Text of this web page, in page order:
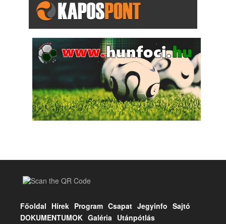
Főoldal Hírek Program Csapat Jegyinfo Sajtó
DOKUMENTUMOK Galéria Utánpótlás